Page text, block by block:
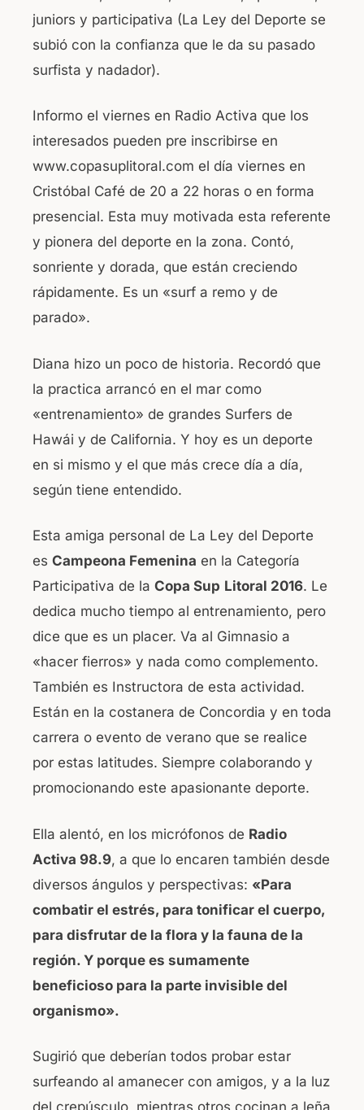
juniors y participativa (La Ley del Deporte se
subió con la confianza que le da su pasado
surfista y nadador).
Informo el viernes en Radio Activa que los
interesados pueden pre inscribirse en
www.copasuplitoral.com el día viernes en
Cristóbal Café de 20 a 22 horas o en forma
presencial. Esta muy motivada esta referente
y pionera del deporte en la zona. Contó,
sonriente y dorada, que están creciendo
rápidamente. Es un «surf a remo y de
parado».
Diana hizo un poco de historia. Recordó que
la practica arrancó en el mar como
«entrenamiento» de grandes Surfers de
Hawái y de California. Y hoy es un deporte
en si mismo y el que más crece día a día,
según tiene entendido.
Esta amiga personal de La Ley del Deporte
es Campeona Femenina en la Categoría
Participativa de la Copa Sup Litoral 2016. Le
dedica mucho tiempo al entrenamiento, pero
dice que es un placer. Va al Gimnasio a
«hacer fierros» y nada como complemento.
También es Instructora de esta actividad.
Están en la costanera de Concordia y en toda
carrera o evento de verano que se realice
por estas latitudes. Siempre colaborando y
promocionando este apasionante deporte.
Ella alentó, en los micrófonos de Radio
Activa 98.9, a que lo encaren también desde
diversos ángulos y perspectivas: «Para
combatir el estrés, para tonificar el cuerpo,
para disfrutar de la flora y la fauna de la
región. Y porque es sumamente
beneficioso para la parte invisible del
organismo».
Sugirió que deberían todos probar estar
surfeando al amanecer con amigos, y a la luz